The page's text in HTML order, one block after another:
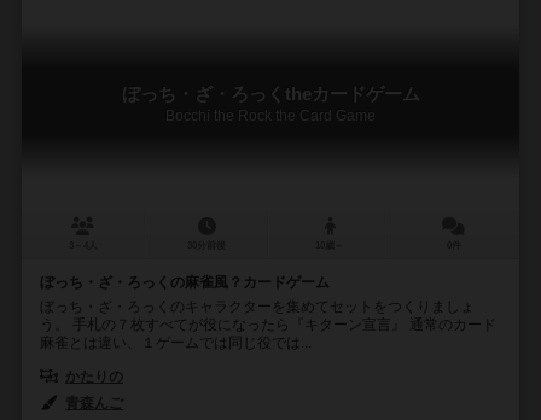
ぼっち・ざ・ろっくtheカードゲーム
Bocchi the Rock the Card Game
ぼっち・ざ・ろっくの麻雀風？カードゲーム
ぼっち・ざ・ろっくのキャラクターを集めてセットをつくりましょ
う。 手札の７枚すべてが役になったら『キターン宣言』 通常のカード
麻雀とは違い、１ゲームでは同じ役では...
かたりの
青森んご